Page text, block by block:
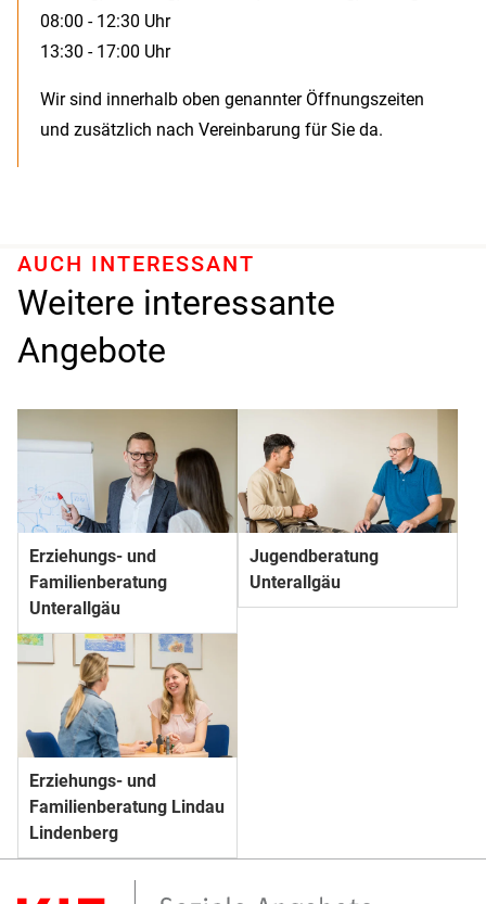
08:00 - 12:30 Uhr
13:30 - 17:00 Uhr
Wir sind innerhalb oben genannter Öffnungszeiten
und zusätzlich nach Vereinbarung für Sie da.
Weitere interessante
Angebote
AUCH INTERESSANT
Erziehungs- und
Familienberatung
Unterallgäu
Jugendberatung
Unterallgäu
Erziehungs- und
Familienberatung Lindau
Lindenberg